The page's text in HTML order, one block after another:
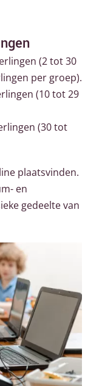
(2 tot 30
per groep).
(10 tot 29
(30 tot
plaatsvinden.
en
gedeelte van